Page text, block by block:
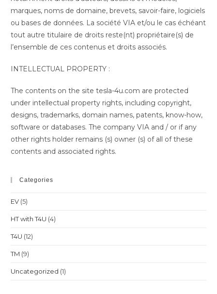
marques, noms de domaine, brevets, savoir-faire, logiciels
ou bases de données. La société VIA et/ou le cas échéant
tout autre titulaire de droits reste(nt) propriétaire(s) de
l’ensemble de ces contenus et droits associés.
INTELLECTUAL PROPERTY :
The contents on the site tesla-4u.com are protected
under intellectual property rights, including copyright,
designs, trademarks, domain names, patents, know-how,
software or databases. The company VIA and / or if any
other rights holder remains (s) owner (s) of all of these
contents and associated rights.
Categories
EV (5)
HT with T4U (4)
T4U (12)
TM (9)
Uncategorized (1)